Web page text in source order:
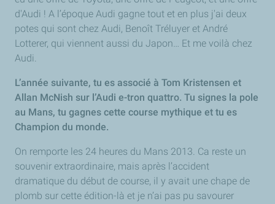
d'Audi ! A l’époque Audi gagne tout et en plus j'ai deux
potes qui sont chez Audi, Benoît Tréluyer et André
Lotterer, qui viennent aussi du Japon… Et me voilà chez
Audi.
L’année suivante, tu es associé à Tom Kristensen et
Allan McNish sur l’Audi e-tron quattro. Tu signes la pole
au Mans, tu gagnes cette course mythique et tu es
Champion du monde.
On remporte les 24 heures du Mans 2013. Ca reste un
souvenir extraordinaire, mais après l’accident
dramatique du début de course, il y avait une chape de
plomb sur cette édition-là et je n’ai pas pu savourer